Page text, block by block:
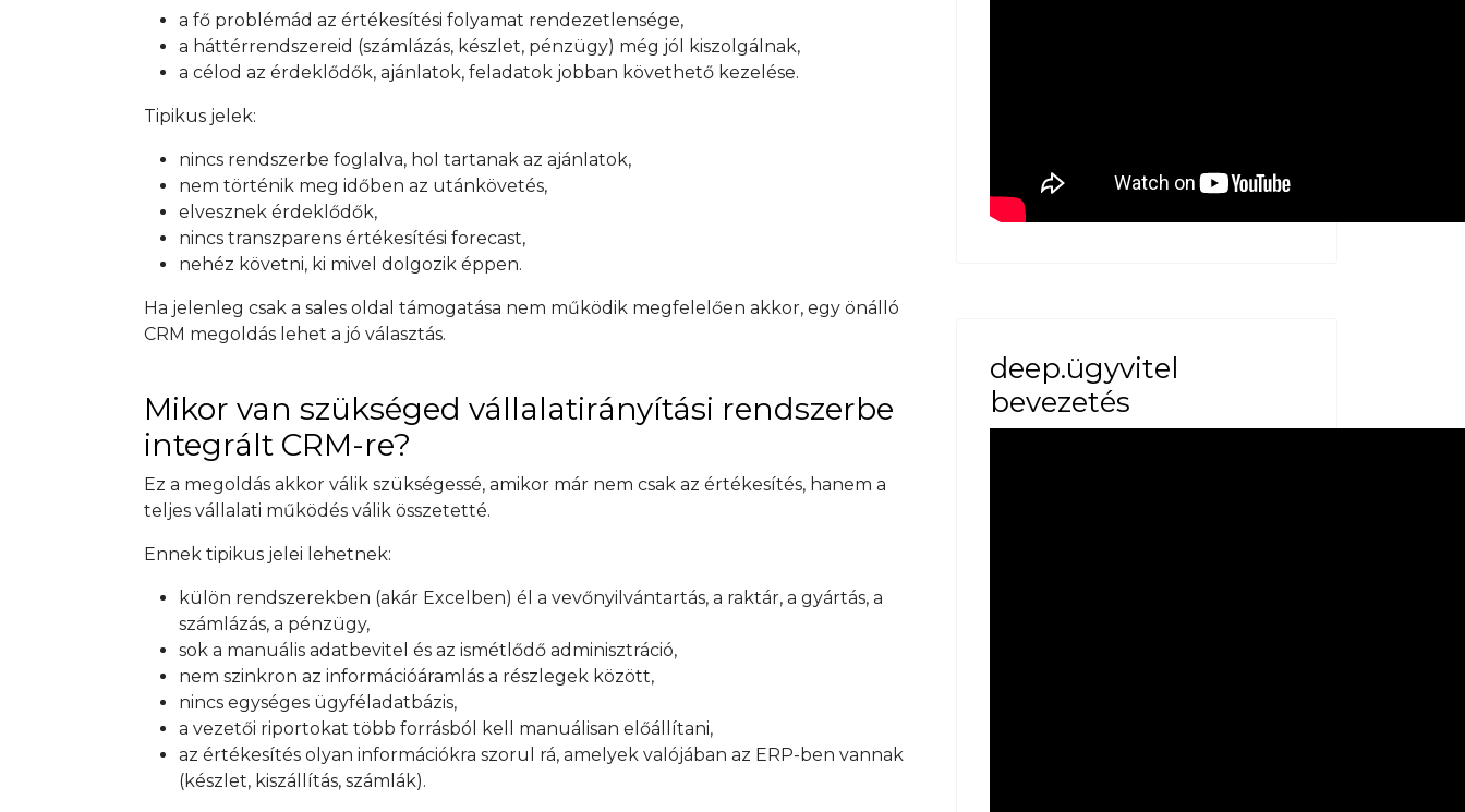
a fő problémád az értékesítési folyamat rendezetlensége,
a háttérrendszereid (számlázás, készlet, pénzügy) még jól kiszolgálnak,
a célod az érdeklődők, ajánlatok, feladatok jobban követhető kezelése.
Tipikus jelek:
nincs rendszerbe foglalva, hol tartanak az ajánlatok,
nem történik meg időben az utánkövetés,
elvesznek érdeklődők,
nincs transzparens értékesítési forecast,
nehéz követni, ki mivel dolgozik éppen.
Ha jelenleg csak a sales oldal támogatása nem működik megfelelően akkor, egy önálló
CRM megoldás lehet a jó választás.
Mikor van szükséged vállalatirányítási rendszerbe
integrált CRM-re?
Ez a megoldás akkor válik szükségessé, amikor már nem csak az értékesítés, hanem a
teljes vállalati működés válik összetetté.
Ennek tipikus jelei lehetnek:
külön rendszerekben (akár Excelben) él a vevőnyilvántartás, a raktár, a gyártás, a
számlázás, a pénzügy,
sok a manuális adatbevitel és az ismétlődő adminisztráció,
nem szinkron az információáramlás a részlegek között,
nincs egységes ügyféladatbázis,
a vezetői riportokat több forrásból kell manuálisan előállítani,
az értékesítés olyan információkra szorul rá, amelyek valójában az ERP-ben vannak
(készlet, kiszállítás, számlák).
deep.ügyvitel
bevezetés